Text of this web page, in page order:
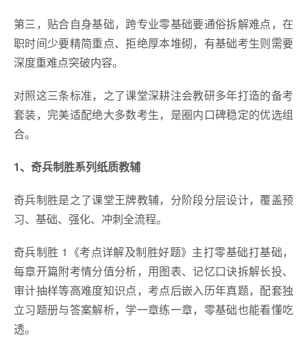
第三，贴合自身基础，跨专业零基础要通俗拆解难点，在
职时间少要精简重点、拒绝厚本堆砌，有基础考生则需要
深度重难点突破内容。
对照这三条标准，之了课堂深耕注会教研多年打造的备考
套装，完美适配绝大多数考生，是圈内口碑稳定的优选组
合。
1、奇兵制胜系列纸质教辅
奇兵制胜是之了课堂王牌教辅，分阶段分层设计，覆盖预
习、基础、强化、冲刺全流程。
奇兵制胜 1《考点详解及制胜好题》主打零基础打基础，
每章开篇附考情分值分析，用图表、记忆口诀拆解长投、
审计抽样等高难度知识点，考点后嵌入历年真题，配套独
立习题册与答案解析，学一章练一章，零基础也能看懂吃
透。